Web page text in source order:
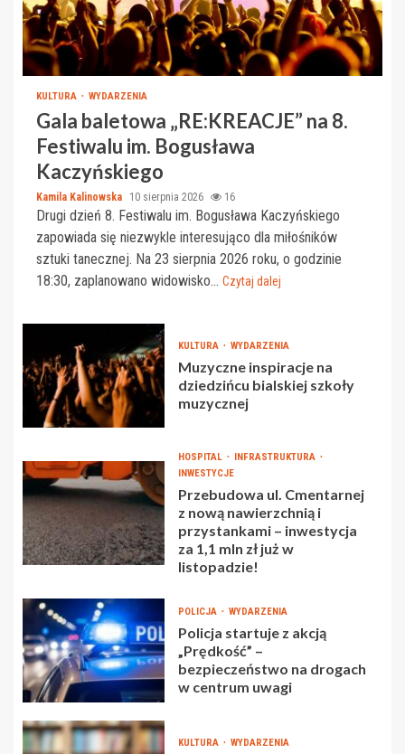
KULTURA WYDARZENIA
Gala baletowa „RE:KREACJE” na 8.
Festiwalu im. Bogusława
Kaczyńskiego
Kamila Kalinowska 10 sierpnia 2026 16
Drugi dzień 8. Festiwalu im. Bogusława Kaczyńskiego
zapowiada się niezwykle interesująco dla miłośników
sztuki tanecznej. Na 23 sierpnia 2026 roku, o godzinie
18:30, zaplanowano widowisko... Czytaj dalej
KULTURA WYDARZENIA
Muzyczne inspiracje na
dziedzińcu bialskiej szkoły
muzycznej
HOSPITAL
INFRASTRUKTURA
INWESTYCJE
Przebudowa ul. Cmentarnej
z nową nawierzchnią i
przystankami – inwestycja
za 1,1 mln zł już w
listopadzie!
POLICJA WYDARZENIA
Policja startuje z akcją
„Prędkość” –
bezpieczeństwo na drogach
w centrum uwagi
KULTURA WYDARZENIA